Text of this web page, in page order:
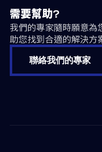
需要幫助?
我們的專家隨時願意為
助您找到合適的解決方
聯絡我們的專家